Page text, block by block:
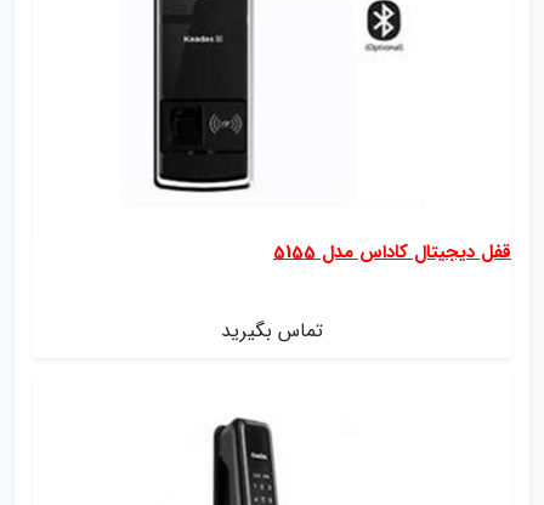
قفل دیجیتال کاداس مدل 5155
تماس بگیرید